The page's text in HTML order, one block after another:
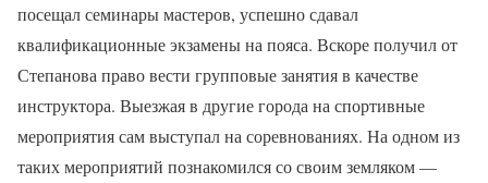
посещал семинары мастеров, успешно сдавал
квалификационные экзамены на пояса. Вскоре получил от
Степанова право вести групповые занятия в качестве
инструктора. Выезжая в другие города на спортивные
мероприятия сам выступал на соревнованиях. На одном из
таких мероприятий познакомился со своим земляком —